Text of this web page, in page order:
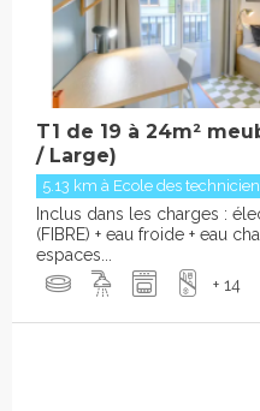
T1 de 19 à 24m²
/ Large)
5.13 km à Ecole des
Inclus dans les charges :
(FIBRE) + eau froide + eau
espaces...
+ 14